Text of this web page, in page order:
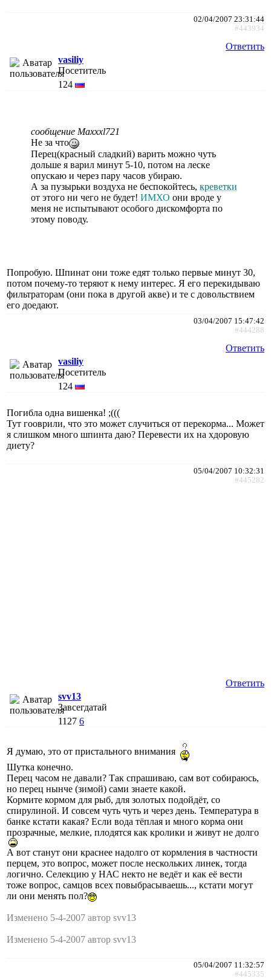
02/04/2007 23:31:44
#443934
Ответить
vasiliy
Посетитель
124
сообщение Maxxxl721
Не за что
Перец(красный сладкий) варить можно чуть
дольше я варил минут 5-10, потом на леске
опускаю и через пару часов убираю.
А за пузырьки воздуха не беспокойтесь, креветки
от этого ни чего не будет! ИМХО они вроде у
меня не испытывают особого дискомфорта по
этому поводу.
Попробую. Шпинат они тоже едят только первые минут 30,
потом почему-то теряют к нему интерес. Я его перекидываю
фильтраторам (они пока в другой акве) и те с довольствием
его доедают.
03/04/2007 15:47:42
#444288
Ответить
vasiliy
Посетитель
124
Погибла одна вишенка! ;(((
Тут гооврили, что это может случиться от перекорма... Может
я слишком много шпинта даю? Перевести их на хдоровую
диету?
05/04/2007 10:32:31
#445282
Ответить
svv13
Завсегдатай
1127 6
Я думаю, это от пристального внимания
Шутка конечно.
Перец часом не давали? Так спрашиваю, сам вот собираюсь,
но перец нынче (зимой) сами знаете какой.
Кормите кормом для рыб, для золотых подойдёт, со
спирулиной. И совсем чуть чуть и через день. Температура в
банке кстати какая? Если вода тёплая и много корма они
прозрачные, мелкие, плодятся как кролики и живут не долго
А вот станут они краснее надолго от кормления в частности
перцем, это вопрос, может после нескольких линек, тогда
логично. Селекцию у НАС некто не ведёт и как её вести
тоже вопрос, самцов всех повыбрасываешь..., кстати могут
ли они менять пол?
Изменено 5-4-2007 автор svv13
Изменено 5-4-2007 автор svv13
05/04/2007 11:32:57
#445335